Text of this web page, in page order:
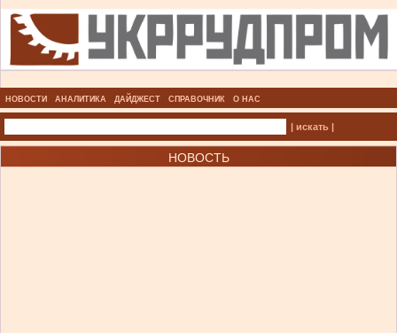
НОВОСТИ АНАЛИТИКА ДАЙДЖЕСТ СПРАВОЧНИК О НАС
| искать |
НОВОСТЬ